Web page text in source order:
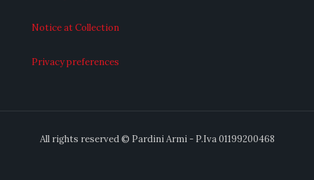
Notice at Collection
Privacy preferences
All rights reserved © Pardini Armi - P.Iva 01199200468